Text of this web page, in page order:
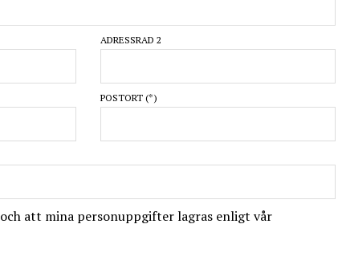
ADRESSRAD 2
POSTORT (*)
och att mina personuppgifter lagras enligt vår